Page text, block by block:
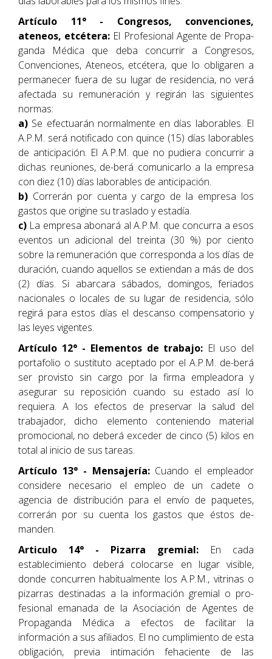
Artículo 11° - Congresos, convenciones,
ateneos, etcétera: El Profesional Agente de Propa-
ganda Médica que deba concurrir a Congresos,
Convenciones, Ateneos, etcétera, que lo obligaren a
permanecer fuera de su lugar de residencia, no verá
afectada su remuneración y regirán las siguientes
normas:
a) Se efectuarán normalmente en días laborables. El
A.P.M. será notificado con quince (15) días laborables
de anticipación. El A.P.M. que no pudiera concurrir a
dichas reuniones, de-berá comunicarlo a la empresa
con diez (10) días laborables de anticipación.
b) Correrán por cuenta y cargo de la empresa los
gastos que origine su traslado y estadía.
c) La empresa abonará al A.P.M. que concurra a esos
eventos un adicional del treinta (30 %) por ciento
sobre la remuneración que corresponda a los días de
duración, cuando aquellos se extiendan a más de dos
(2) días. Si abarcara sábados, domingos, feriados
nacionales o locales de su lugar de residencia, sólo
regirá para estos días el descanso compensatorio y
las leyes vigentes.
Artículo 12° - Elementos de trabajo: El uso del
portafolio o sustituto aceptado por el A.P.M. de-berá
ser provisto sin cargo por la firma empleadora y
asegurar su reposición cuando su estado así lo
requiera. A los efectos de preservar la salud del
trabajador, dicho elemento conteniendo material
promocional, no deberá exceder de cinco (5) kilos en
total al inicio de sus tareas.
Artículo 13° - Mensajería: Cuando el empleador
considere necesario el empleo de un cadete o
agencia de distribución para el envío de paquetes,
correrán por su cuenta los gastos que éstos de-
manden.
Articulo 14° - Pizarra gremial: En cada
establecimiento deberá colocarse en lugar visible,
donde concurren habitualmente los A.P.M., vitrinas o
pizarras destinadas a la información gremial o pro-
fesional emanada de la Asociación de Agentes de
Propaganda Médica a efectos de facilitar la
información a sus afiliados. El no cumplimiento de esta
obligación, previa intimación fehaciente de las